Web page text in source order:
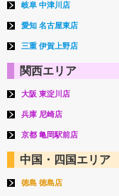
岐阜 中津川店
愛知 名古屋東店
三重 伊賀上野店
関西エリア
大阪 東淀川店
兵庫 尼崎店
京都 亀岡駅前店
中国・四国エリア
徳島 徳島店